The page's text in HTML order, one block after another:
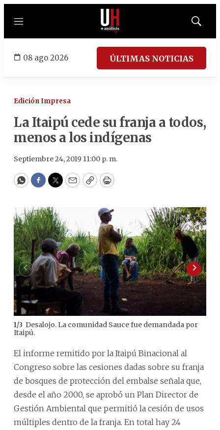
Menú
Mostrar
08 ago 2026 ÚLTIMAS NOTICIAS
Edición Impresa
La Itaipú cede su franja a todos,
menos a los indígenas
Septiembre 24, 2019 11:00 p. m.
WhatsApp
Facebook
Twitter
EmailCopyPrint
1/3 Desalojo. La comunidad Sauce fue demandada por
Itaipú.
El informe remitido por la Itaipú Binacional al
Congreso sobre las cesiones dadas sobre su franja
de bosques de protección del embalse señala que,
desde el año 2000, se aprobó un Plan Director de
Gestión Ambiental que permitió la cesión de usos
múltiples dentro de la franja. En total hay 24